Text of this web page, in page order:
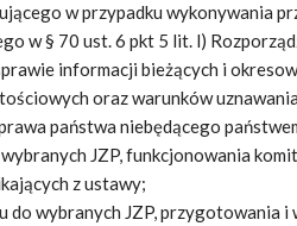
w przypadku wykonywania
w § 70 ust. 6 pkt 5 lit. l)
informacji bieżących i
oraz warunków
państwa niebędącego
JZP, funkcjonowania
z ustawy;
do wybranych JZP, przygotowania